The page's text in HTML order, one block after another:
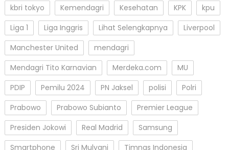
kbri tokyo
Kemendagri Kesehatan KPK
kpu
Liga 1
Liga Inggris Lihat Selengkapnya
Liverpool
Manchester United
mendagri
Mendagri Tito Karnavian
Merdeka.com
MU
PDIP
Pemilu 2024 PN Jaksel polisi
Polri
Prabowo
Prabowo Subianto
Premier League
Presiden Jokowi
Real Madrid
Samsung
Smartphone
Sri Mulyani
Timnas Indonesia